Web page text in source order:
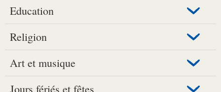
Education
Religion
Art et musique
Jours fériés et fêtes